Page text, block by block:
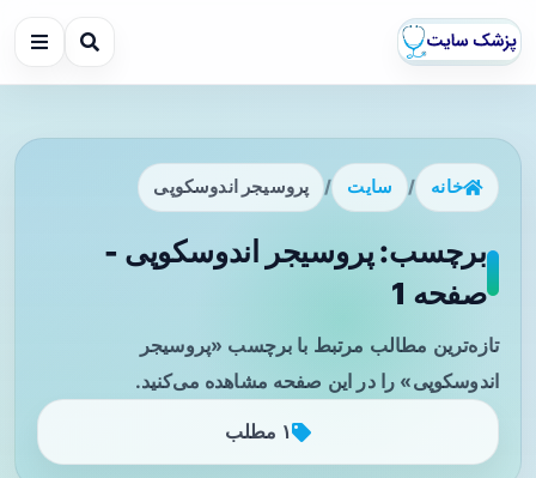
خانه / سایت / پروسیجر اندوسکوپی
برچسب: پروسیجر اندوسکوپی -
صفحه 1
تازه‌ترین مطالب مرتبط با برچسب «پروسیجر
اندوسکوپی» را در این صفحه مشاهده می‌کنید.
۱ مطلب